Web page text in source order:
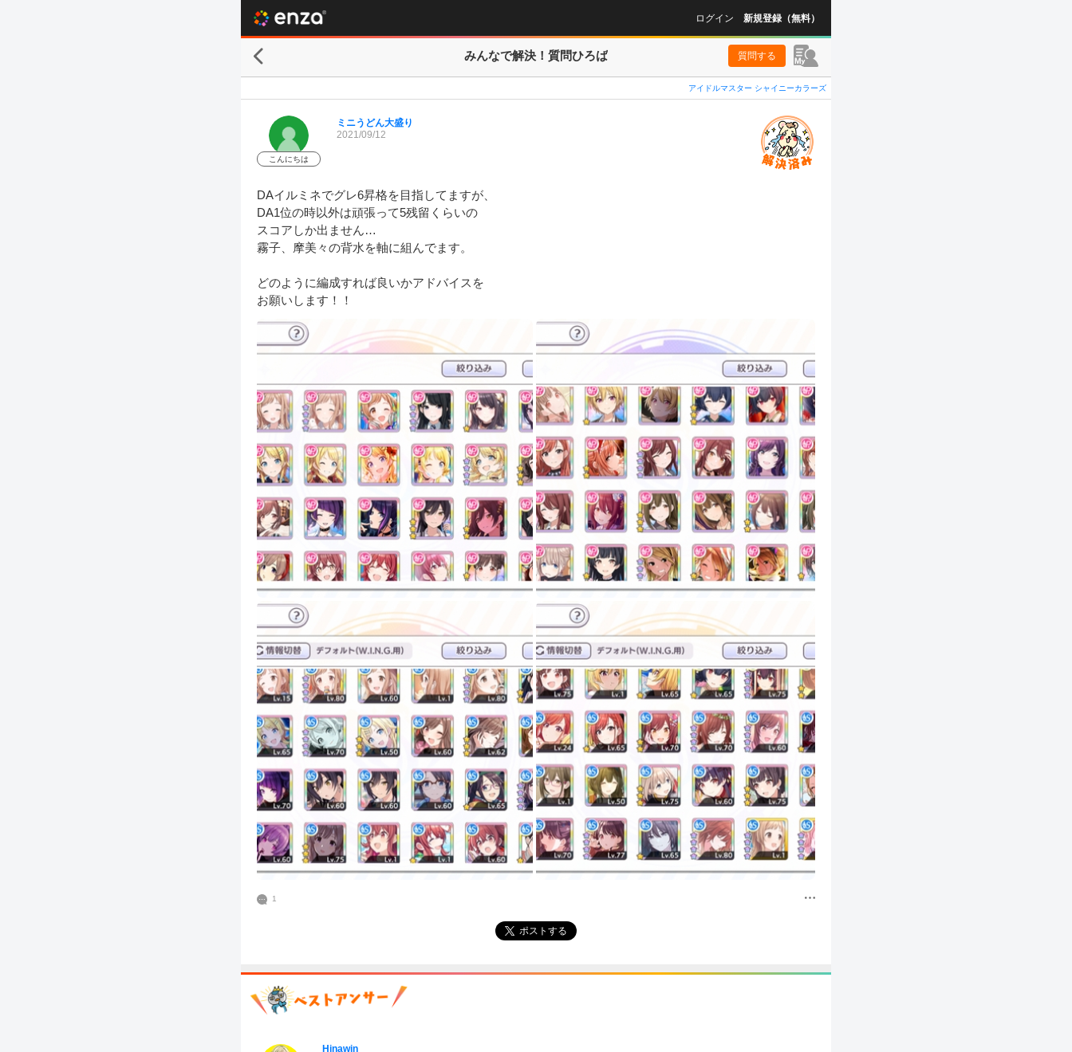
ログイン 新規登録（無料）
みんなで解決！ 質問ひろば 質問する
アイドルマスター シャイニーカラーズ
こんにちは
ミニうどん大盛り
2021/09/12
DAイルミネでグレ6昇格を目指してますが、
DA1位の時以外は頑張って5残留くらいの
スコアしか出ません…
霧子、摩美々の背水を軸に組んでます。
どのように編成すれば良いかアドバイスを
お願いします！！
1
ポストする
Hinawin